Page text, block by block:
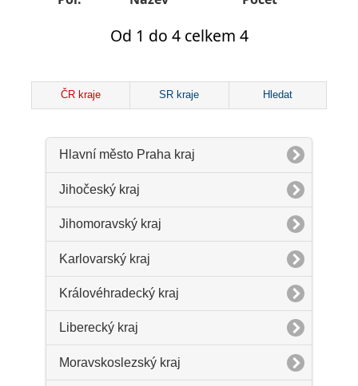
Od 1 do 4 celkem 4
ČR kraje SR kraje Hledat
Hlavní město Praha kraj
Jihočeský kraj
Jihomoravský kraj
Karlovarský kraj
Královéhradecký kraj
Liberecký kraj
Moravskoslezský kraj